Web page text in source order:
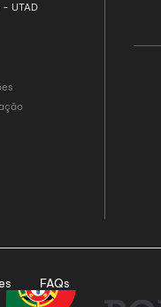
UTAD
FAQs